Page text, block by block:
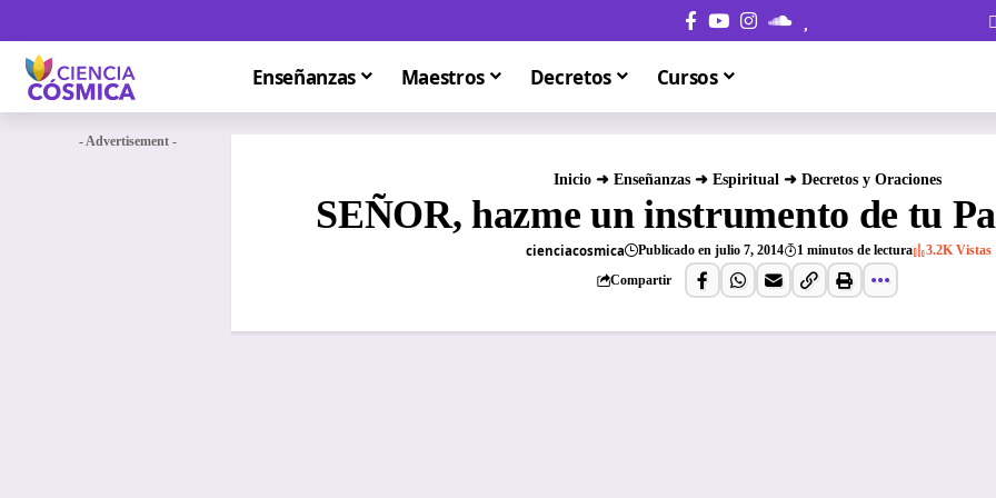
Enseñanzas Maestros Decretos Cursos
- Advertisement -
Inicio➜ Enseñanzas➜ Espiritual➜ Decretos y Oraciones
SEÑOR, hazme un instrumento de tu
cienciacosmica Publicado en julio 7, 2014 1 minutos de lectura 3.2K Vistas
Compartir